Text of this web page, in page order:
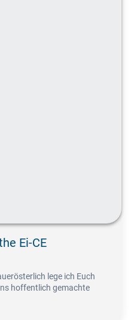
Ei-CE
lege ich Euch
hoffentlich gemachte